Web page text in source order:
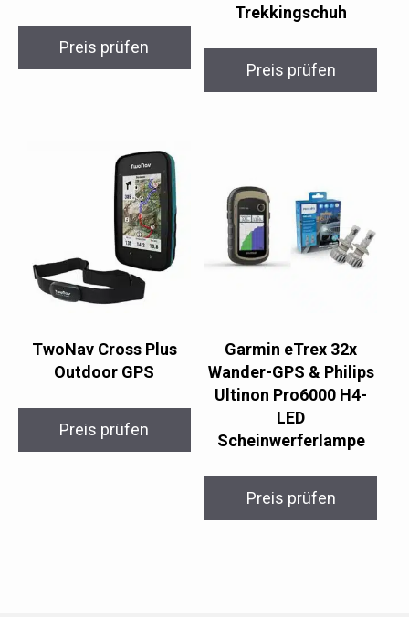
Preis prüfen
Trekkingschuh
Preis prüfen
TwoNav Cross Plus
Outdoor GPS
Preis prüfen
Garmin eTrex 32x
Wander-GPS & Philips
Ultinon Pro6000 H4-
LED
Scheinwerferlampe
Preis prüfen